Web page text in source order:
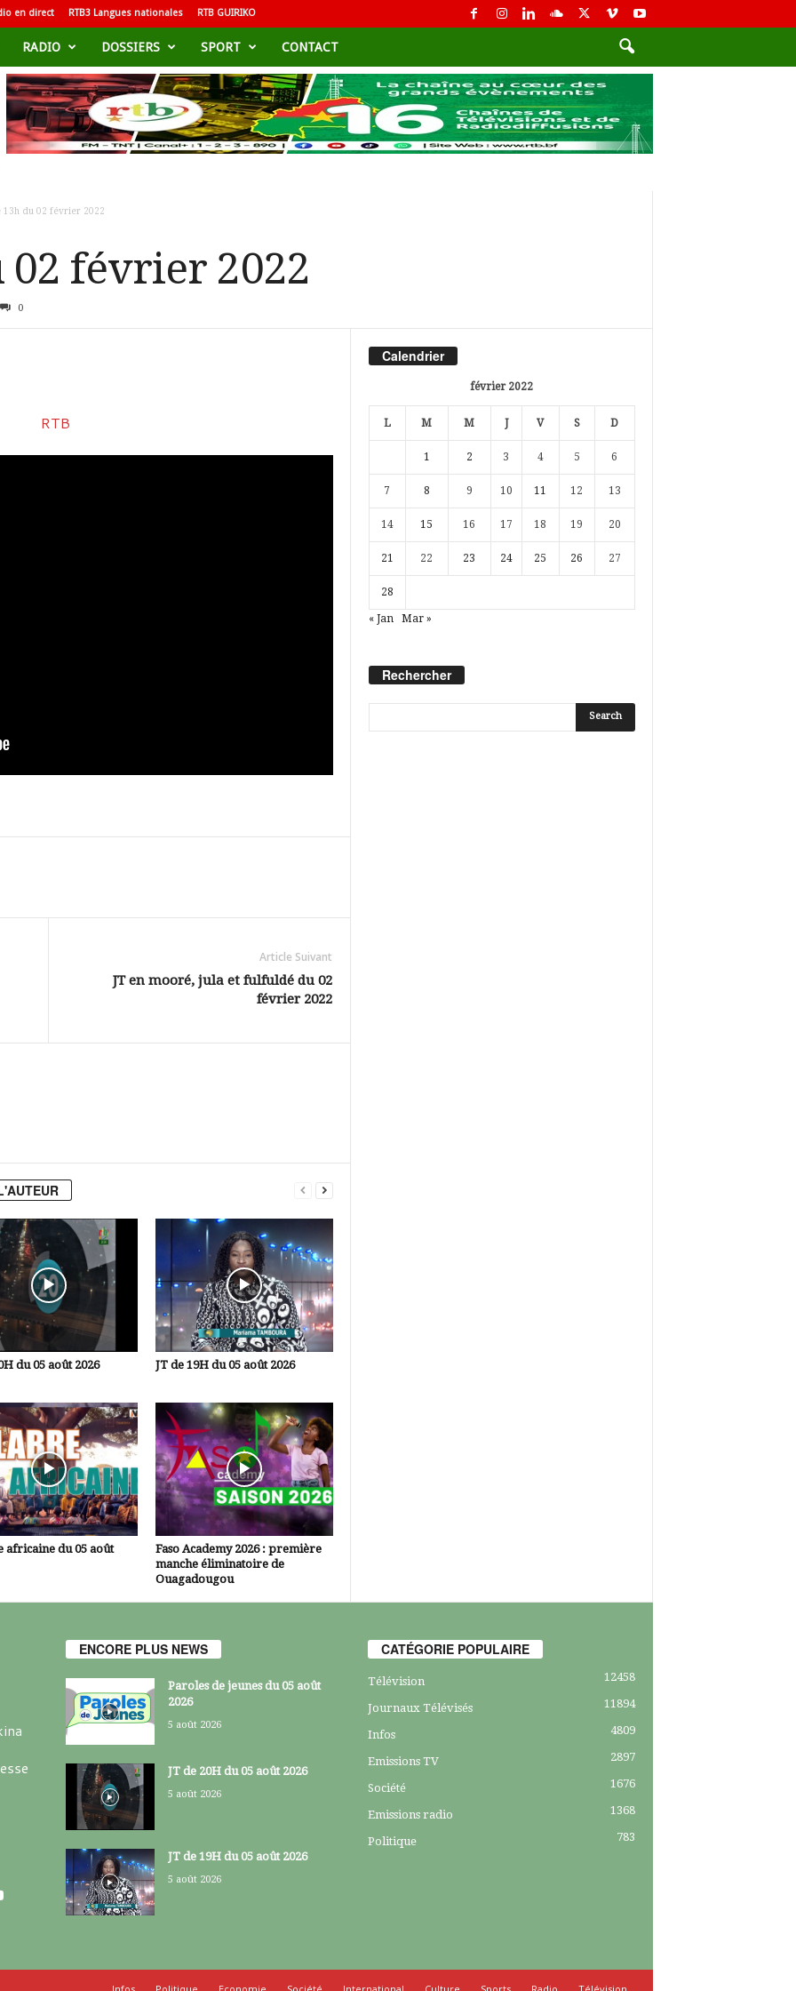
en direct RTB3 Langues nationales RTB GUIRIKO
RADIO DOSSIERS SPORT CONTACT
13h du 02 février 2022
02 février 2022
0
Article Suivant
JT en mooré, jula et fulfuldé du 02
février 2022
du 05 août 2026 JT de 19H du 05 août 2026
africaine du 05 août
Faso Academy 2026 : première
manche éliminatoire de
Ouagadougou
Calendrier
février 2022
L M M J V S D
1 2 3 4 5 6
7 8 9 10 11 12 13
14 15 16 17 18 19 20
21 22 23 24 25 26 27
28
« Jan Mar »
Rechercher
ENCORE PLUS NEWS
Paroles de jeunes du 05 août
2026
5 août 2026
JT de 20H du 05 août 2026
5 août 2026
JT de 19H du 05 août 2026
5 août 2026
CATÉGORIE POPULAIRE
Télévision 12458
Journaux Télévisés 11894
Infos 4809
Emissions TV 2897
Société 1676
Emissions radio 1368
Politique 783